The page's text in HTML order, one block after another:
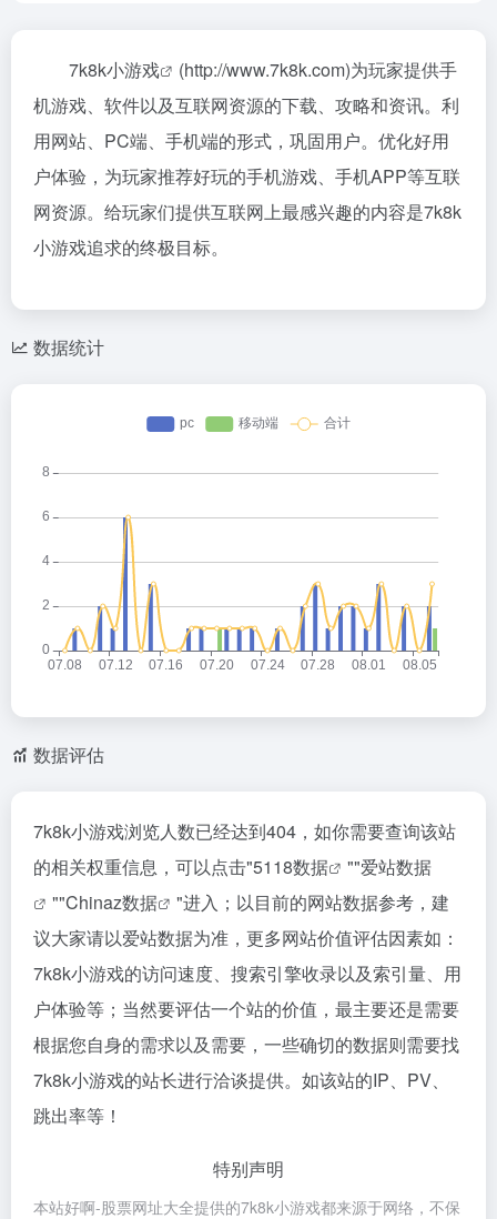
7k8k小游戏
(http://www.7k8k.com)为玩家提供手
机游戏、软件以及互联网资源的下载、攻略和资讯。利
用网站、PC端、手机端的形式，巩固用户。优化好用
户体验，为玩家推荐好玩的手机游戏、手机APP等互联
网资源。给玩家们提供互联网上最感兴趣的内容是7k8k
小游戏追求的终极目标。
数据统计
数据评估
7k8k小游戏浏览人数已经达到404，如你需要查询该站
的相关权重信息，可以点击"5118数据 ""爱站数据
""Chinaz数据
"进入；以目前的网站数据参考，建
议大家请以爱站数据为准，更多网站价值评估因素如：
7k8k小游戏的访问速度、搜索引擎收录以及索引量、用
户体验等；当然要评估一个站的价值，最主要还是需要
根据您自身的需求以及需要，一些确切的数据则需要找
7k8k小游戏的站长进行洽谈提供。如该站的IP、PV、
跳出率等！
特别声明
本站好啊-股票网址大全提供的7k8k小游戏都来源于网络，不保